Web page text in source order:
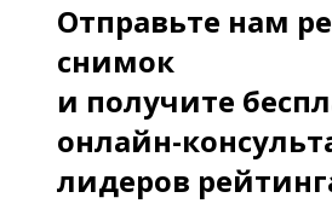
Отправьте нам
снимок
и получите
онлайн-
лидеров